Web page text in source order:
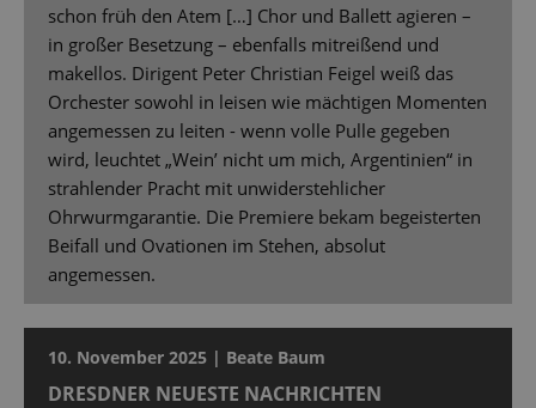
schon früh den Atem […] Chor und Ballett agieren –
in großer Besetzung – ebenfalls mitreißend und
makellos. Dirigent Peter Christian Feigel weiß das
Orchester sowohl in leisen wie mächtigen Momenten
angemessen zu leiten - wenn volle Pulle gegeben
wird, leuchtet „Wein’ nicht um mich, Argentinien“ in
strahlender Pracht mit unwiderstehlicher
Ohrwurmgarantie. Die Premiere bekam begeisterten
Beifall und Ovationen im Stehen, absolut
angemessen.
10. November 2025 | Beate Baum
DRESDNER NEUESTE NACHRICHTEN